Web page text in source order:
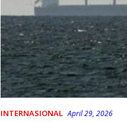
INTERNASIONAL April 29, 2026